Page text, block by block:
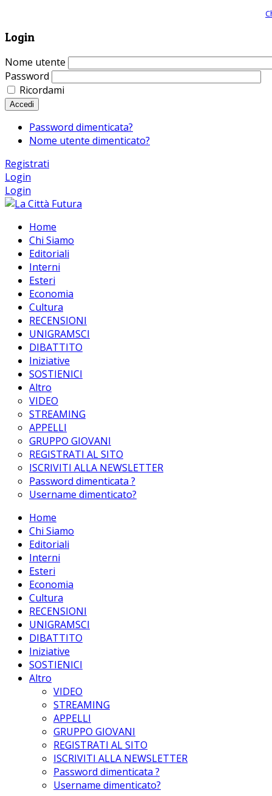
Login
Nome utente
Password
Ricordami
Accedi
Password dimenticata?
Nome utente dimenticato?
Registrati
Login
Login
Home
Chi Siamo
Editoriali
Interni
Esteri
Economia
Cultura
RECENSIONI
UNIGRAMSCI
DIBATTITO
Iniziative
SOSTIENICI
Altro
VIDEO
STREAMING
APPELLI
GRUPPO GIOVANI
REGISTRATI AL SITO
ISCRIVITI ALLA NEWSLETTER
Password dimenticata ?
Username dimenticato?
Home
Chi Siamo
Editoriali
Interni
Esteri
Economia
Cultura
RECENSIONI
UNIGRAMSCI
DIBATTITO
Iniziative
SOSTIENICI
Altro
VIDEO
STREAMING
APPELLI
GRUPPO GIOVANI
REGISTRATI AL SITO
ISCRIVITI ALLA NEWSLETTER
Password dimenticata ?
Username dimenticato?